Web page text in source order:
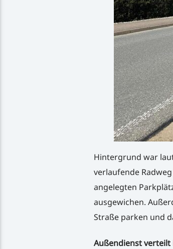
Hintergrund war
verlaufende
angelegten
ausgewichen.
Straße parken und
Außendienst verteilt